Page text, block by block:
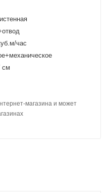
час
см
магазина и может